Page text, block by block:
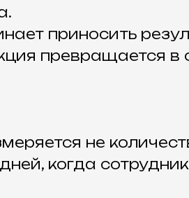
приносить
превращается в
не
когда